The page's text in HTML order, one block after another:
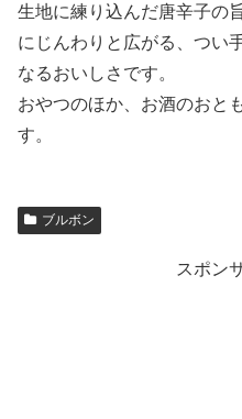
生地に練り込んだ唐辛子の
にじんわりと広がる、つい
なるおいしさです。
おやつのほか、お酒のおと
す。
ブルボン
スポン